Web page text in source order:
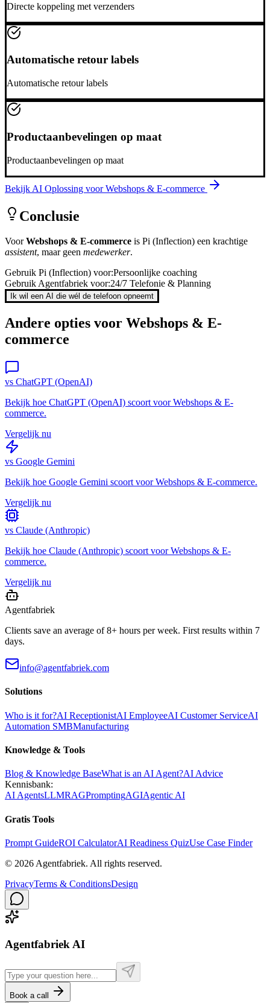
Directe koppeling met verzenders
Automatische retour labels
Automatische retour labels
Productaanbevelingen op maat
Productaanbevelingen op maat
Bekijk AI Oplossing voorWebshops & E-commerce
Conclusie
VoorWebshops & E-commerce is Pi (Inflection) een krachtige
assistent, maar geen medewerker.
Gebruik Pi (Inflection) voor:Persoonlijke coaching
Gebruik Agentfabriek voor:24/7 Telefonie & Planning
Ik wil een AI die wél de telefoon opneemt
Andere opties voor Webshops & E-
commerce
vs ChatGPT (OpenAI)
Bekijk hoe ChatGPT (OpenAI) scoort voorWebshops & E-
commerce.
Vergelijk nu
vs Google Gemini
Bekijk hoe Google Gemini scoort voorWebshops & E-commerce.
Vergelijk nu
vs Claude (Anthropic)
Bekijk hoe Claude (Anthropic) scoort voorWebshops & E-
commerce.
Vergelijk nu
Agentfabriek
Clients save an average of 8+ hours per week. First results within 7
days.
info@agentfabriek.com
Solutions
Who is it for?AI ReceptionistAI EmployeeAI Customer ServiceAI
Automation SMBManufacturing
Knowledge & Tools
Blog & Knowledge BaseWhat is an AI Agent?AI Advice
Kennisbank:
AI AgentsLLMRAGPromptingAGIAgentic AI
Gratis Tools
Prompt GuideROI CalculatorAI Readiness QuizUse Case Finder
© 2026 Agentfabriek. All rights reserved.
PrivacyTerms & ConditionsDesign
Agentfabriek AI
Book a call